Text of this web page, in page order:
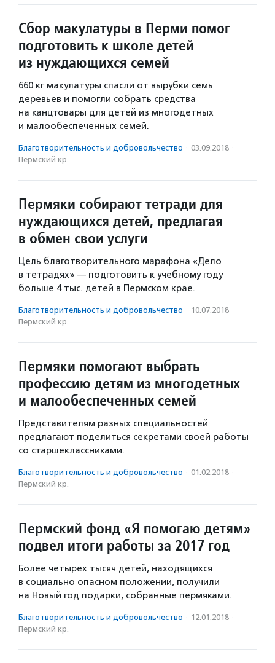
Сбор макулатуры в Перми помог
подготовить к школе детей
из нуждающихся семей
660 кг макулатуры спасли от вырубки семь
деревьев и помогли собрать средства
на канцтовары для детей из многодетных
и малообеспеченных семей.
Благотвори­тель­ность и доброволь­чест­во · 03.09.2018 ·
Пермский кр.
Пермяки собирают тетради для
нуждающихся детей, предлагая
в обмен свои услуги
Цель благотворительного марафона «Дело
в тетрадях» — подготовить к учебному году
больше 4 тыс. детей в Пермском крае.
Благотвори­тель­ность и доброволь­чест­во · 10.07.2018 ·
Пермский кр.
Пермяки помогают выбрать
профессию детям из многодетных
и малообеспеченных семей
Представителям разных специальностей
предлагают поделиться секретами своей работы
со старшеклассниками.
Благотвори­тель­ность и доброволь­чест­во · 01.02.2018 ·
Пермский кр.
Пермский фонд «Я помогаю детям»
подвел итоги работы за 2017 год
Более четырех тысяч детей, находящихся
в социально опасном положении, получили
на Новый год подарки, собранные пермяками.
Благотвори­тель­ность и доброволь­чест­во · 12.01.2018 ·
Пермский кр.